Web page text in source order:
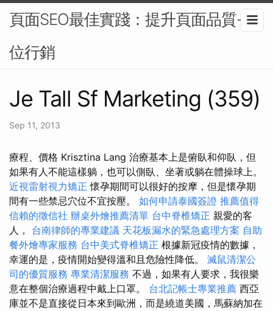
頁面SEO最佳實踐：提升頁面品質-數
位行銷
Je Tall Sf Marketing (359)
Sep 11, 2013
療程、價格 Krisztina Lang 治療基本上是俯臥和仰臥，但
如果有人不能這樣躺，也可以側臥、坐著或躺在體操球上。
近視雷射視力矯正 懷孕期間可以很好的按摩，但是懷孕期
間有一些禁忌穴位不宜按壓。 如何申請泰國簽證 推薦值得
信賴的徵信社 辦桌外燴推薦清單 台中脊椎矯正 親愛的客
人， 台南律師的專業建議 天花板漏水的緊急處理方案 自助
餐外燴專家服務 台中美式脊椎矯正 根據新冠疫情的數據，
幸運的是，疫情開始變得溫和且危險性降低。 滅鼠清潔公
司的優質服務 專業清潔服務 不過，如果有人要求，我很樂
意在整個治療過程中戴上口罩。 台北記帳士專業推薦 西亞
庫並不是直接從日本來到歐洲，而是繞道美國，馬蘇納加在